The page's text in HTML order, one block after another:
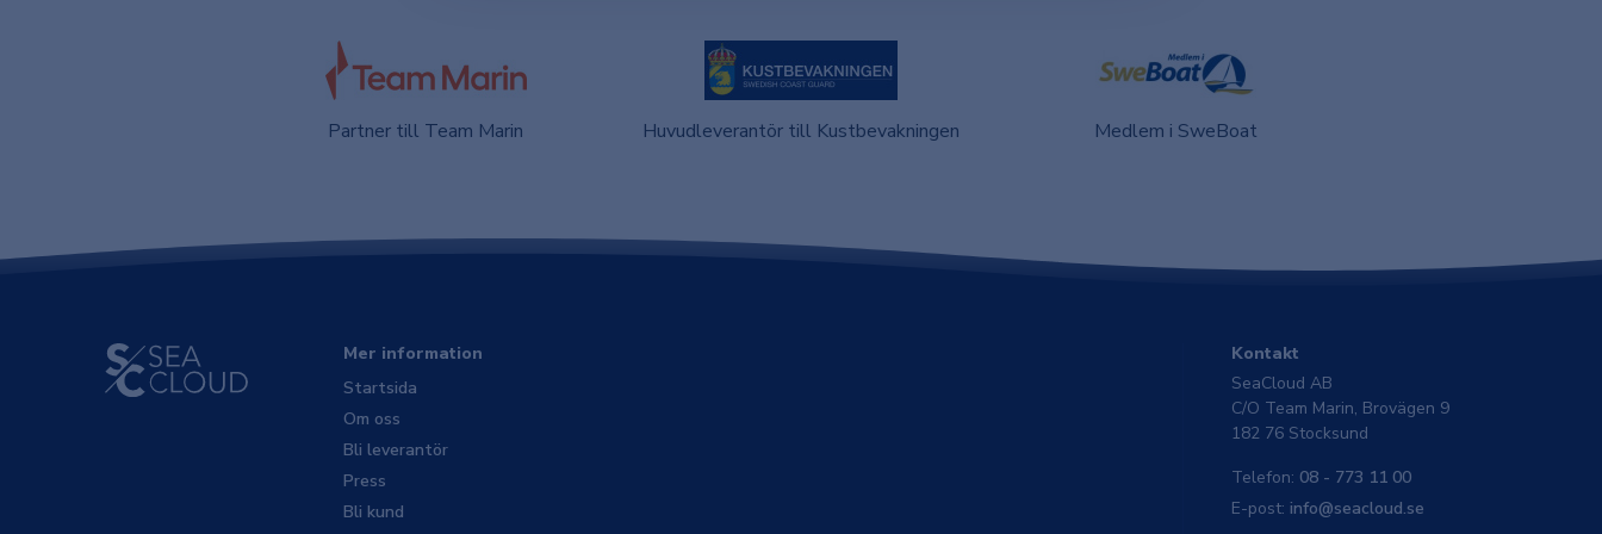
Partner till Team Marin Huvudleverantör till Kustbevakningen Medlem i SweBoat
Mer information
Startsida
Om oss
Bli leverantör
Press
Bli kund
Kontakt
SeaCloud AB
C/O Team Marin, Brovägen 9
182 76 Stocksund
Telefon: 08 - 773 11 00
E-post: info@seacloud.se